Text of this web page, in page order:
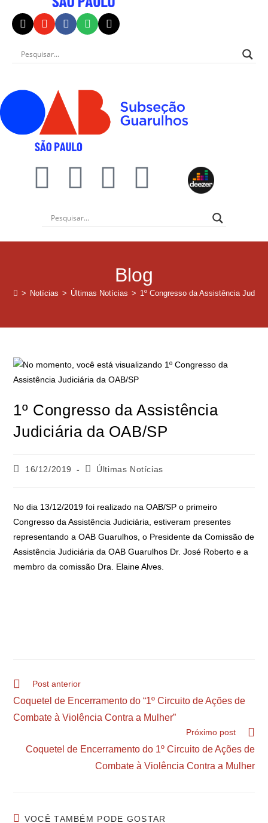
Blog
> Notícias > Últimas Notícias > 1º Congresso da Assistência
1º Congresso da Assistência
Judiciária da OAB/SP
16/12/2019 Últimas Notícias
No dia 13/12/2019 foi realizado na OAB/SP o primeiro
Congresso da Assistência Judiciária, estiveram presentes
representando a OAB Guarulhos, o Presidente da Comissão de
Assistência Judiciária da OAB Guarulhos Dr. José Roberto e a
membro da comissão Dra. Elaine Alves.
Post anterior
Coquetel de Encerramento do “1º Circuito de Ações de
Combate à Violência Contra a Mulher”
Próximo post
Coquetel de Encerramento do 1º Circuito de Ações de
Combate à Violência Contra a Mulher
VOCÊ TAMBÉM PODE GOSTAR